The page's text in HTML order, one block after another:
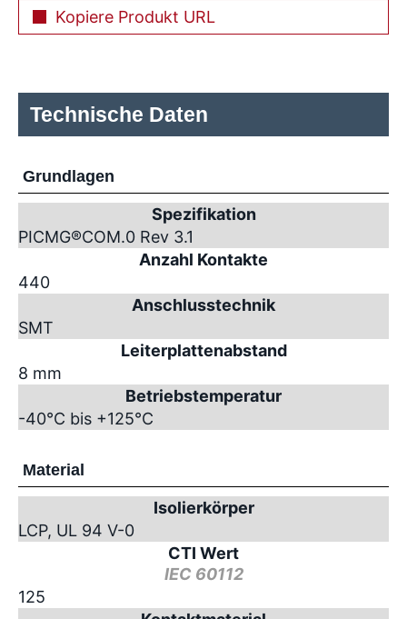
Kopiere Produkt URL
Technische Daten
Grundlagen
Spezifikation
PICMG®COM.0 Rev 3.1
Anzahl Kontakte
440
Anschlusstechnik
SMT
Leiterplattenabstand
8 mm
Betriebstemperatur
-40°C bis +125°C
Material
Isolierkörper
LCP, UL 94 V-0
CTI Wert
IEC 60112
125